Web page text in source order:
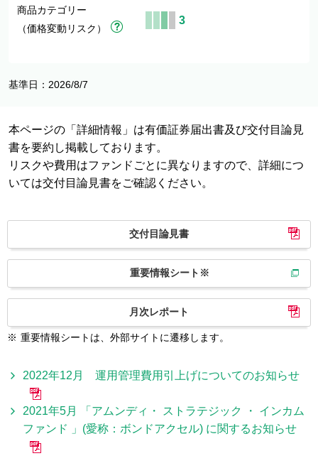
商品カテゴリー
（価格変動リスク）
3
基準日：2026/8/7
本ページの「詳細情報」は有価証券届出書及び交付目論見
書を要約し掲載しております。
リスクや費用はファンドごとに異なりますので、詳細につ
いては交付目論見書をご確認ください。
交付目論見書
重要情報シート※
月次レポート
※ 重要情報シートは、外部サイトに遷移します。
2022年12月 運用管理費用引上げについてのお知らせ
2021年5月 「アムンディ・ ストラテジック ・ インカム
ファンド 」(愛称：ボンドアクセル) に関するお知らせ